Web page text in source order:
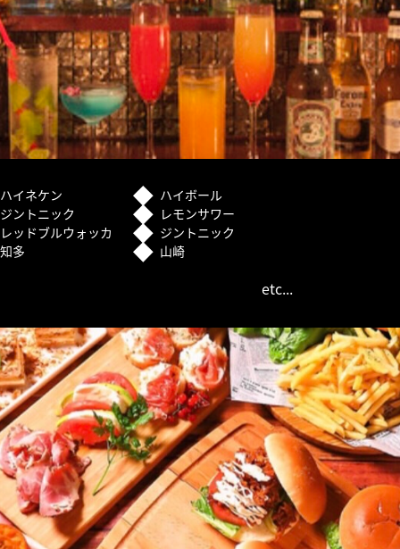
ハイネケン
ハイボール
ジントニック
レモンサワー
レッドブルウォッカ
ジントニック
知多
山崎